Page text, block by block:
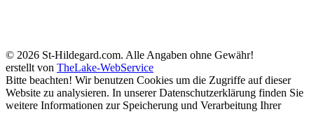
© 2026 St-Hildegard.com. Alle Angaben ohne Gewähr!
erstellt von TheLake-WebService
Bitte beachten! Wir benutzen Cookies um die Zugriffe auf dieser
Website zu analysieren. In unserer Datenschutzerklärung finden Sie
weitere Informationen zur Speicherung und Verarbeitung Ihrer